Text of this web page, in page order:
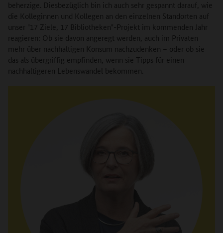
beherzige. Diesbezüglich bin ich auch sehr gespannt darauf, wie
die Kolleginnen und Kollegen an den einzelnen Standorten auf
unser "17 Ziele, 17 Bibliotheken"-Projekt im kommenden Jahr
reagieren: Ob sie davon angeregt werden, auch im Privaten
mehr über nachhaltigen Konsum nachzudenken – oder ob sie
das als übergriffig empfinden, wenn sie Tipps für einen
nachhaltigeren Lebenswandel bekommen.